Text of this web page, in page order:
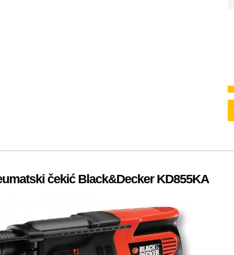
čekić Black&Decker KD855KA